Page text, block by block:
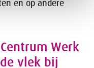
en op andere
Werk
vlek bij